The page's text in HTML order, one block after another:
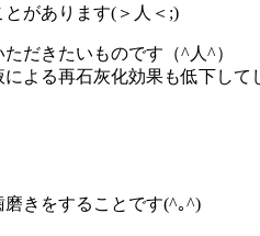
があります(＞人＜;)
だきたいものです（^人^）
よる再石灰化効果も低下して
きをすることです(^｡^)